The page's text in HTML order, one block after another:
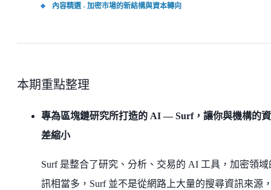
內容精選 - 加密市場的新結構與資本轉向
本期重點整理
專為區塊鏈研究所打造的 AI — Surf，讓你與機構的
差縮小
Surf 是整合了研究、分析、交易的 AI 工具，加密領域
訊相當多，Surf 並不是從網路上大量的搜尋資訊來源